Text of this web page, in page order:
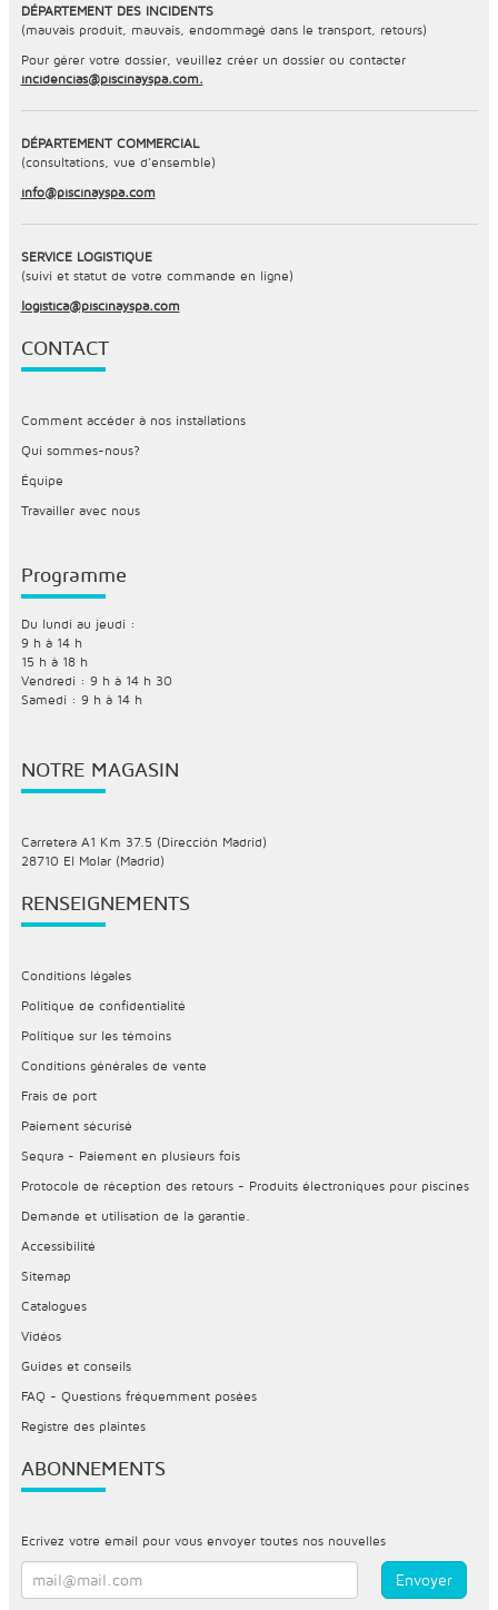
DÉPARTEMENT DES INCIDENTS
(mauvais produit, mauvais, endommagé dans le transport, retours)
Pour gérer votre dossier, veuillez créer un dossier ou contacter
incidencias@piscinayspa.com.
DÉPARTEMENT COMMERCIAL
(consultations, vue d’ensemble)
info@piscinayspa.com
SERVICE LOGISTIQUE
(suivi et statut de votre commande en ligne)
logistica@piscinayspa.com
CONTACT
Comment accéder à nos installations
Qui sommes-nous?
Équipe
Travailler avec nous
Programme
Du lundi au jeudi :
9 h à 14 h
15 h à 18 h
Vendredi : 9 h à 14 h 30
Samedi : 9 h à 14 h
NOTRE MAGASIN
Carretera A1 Km 37.5 (Dirección Madrid)
28710 El Molar (Madrid)
RENSEIGNEMENTS
Conditions légales
Politique de confidentialité
Politique sur les témoins
Conditions générales de vente
Frais de port
Paiement sécurisé
Sequra - Paiement en plusieurs fois
Protocole de réception des retours - Produits électroniques pour piscines
Demande et utilisation de la garantie.
Accessibilité
Sitemap
Catalogues
Vidéos
Guides et conseils
FAQ - Questions fréquemment posées
Registre des plaintes
ABONNEMENTS
Ecrivez votre email pour vous envoyer toutes nos nouvelles